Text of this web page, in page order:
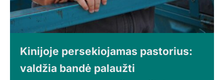
Kinijoje persekiojamas pastorius:
valdžia bandė palaužti